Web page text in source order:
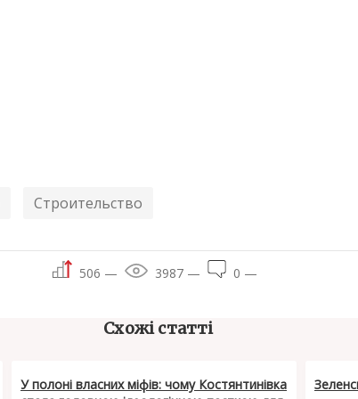
Строительство
506 — 3987 — 0 —
Схожі статті
У полоні власних міфів: чому Костянтинівка